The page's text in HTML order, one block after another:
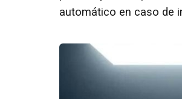
automático en caso de